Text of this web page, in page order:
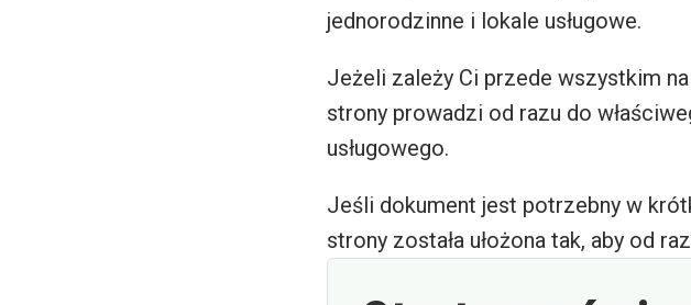
jednorodzinne i lokale usługowe.
Jeżeli zależy Ci przede wszystkim
strony prowadzi od razu do
usługowego.
Jeśli dokument jest potrzebny w
strony została ułożona tak, aby od